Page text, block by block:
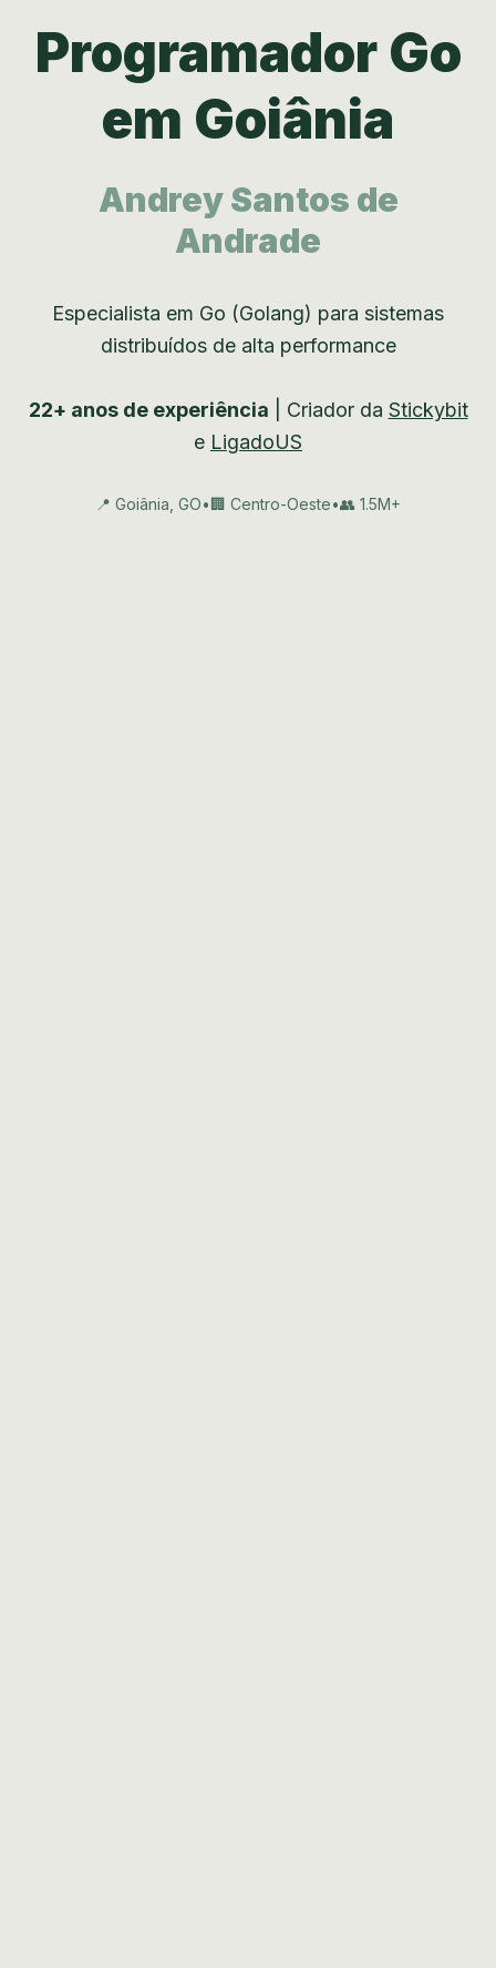
Programador Go
em Goiânia
Andrey Santos de
Andrade
Especialista em Go (Golang) para sistemas
distribuídos de alta performance
22+ anos de experiência | Criador da Stickybit
e LigadoUS
📍 Goiânia, GO•🏢 Centro-Oeste•👥 1.5M+